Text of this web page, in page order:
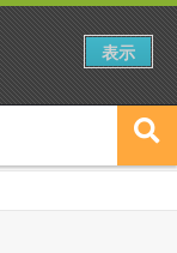
表示